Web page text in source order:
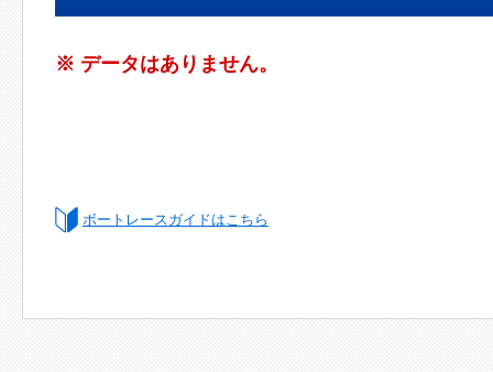
※ データはありません。
ボートレースガイドはこちら